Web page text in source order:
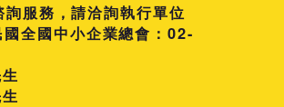
服務，請洽詢執行單位
全國中小企業總會：02-